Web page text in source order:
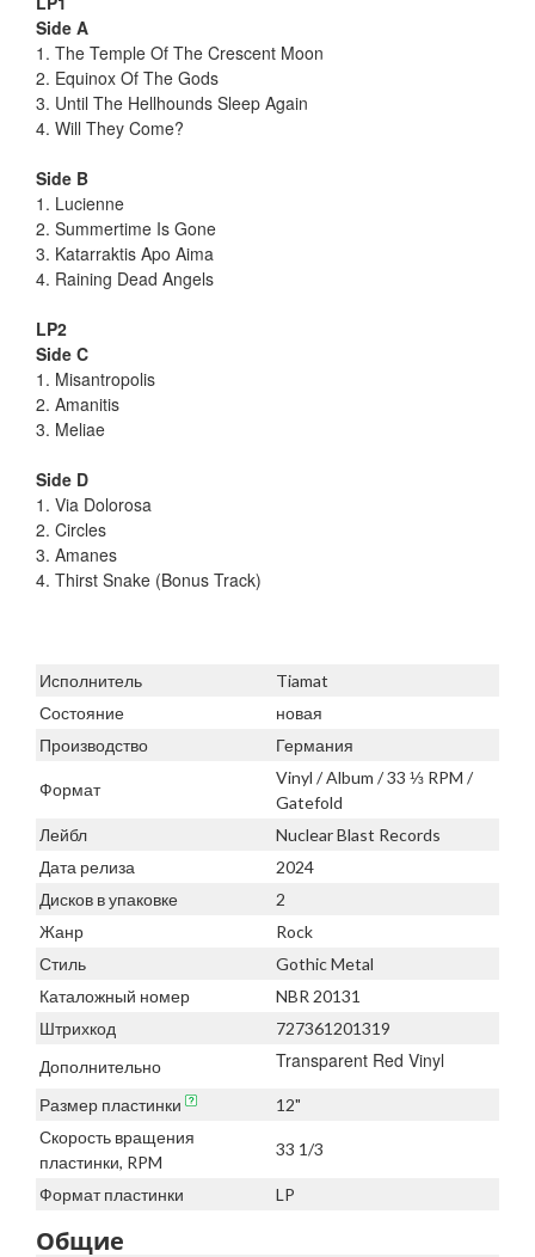
Side A
1. The Temple Of The Crescent Moon
2. Equinox Of The Gods
3. Until The Hellhounds Sleep Again
4. Will They Come?
Side B
1. Lucienne
2. Summertime Is Gone
3. Katarraktis Apo Aima
4. Raining Dead Angels
LP2
Side C
1. Misantropolis
2. Amanitis
3. Meliae
Side D
1. Via Dolorosa
2. Circles
3. Amanes
4. Thirst Snake (Bonus Track)
Исполнитель
Tiamat
Состояние
новая
Производство
Германия
Формат
Vinyl / Album / 33 ⅓ RPM /
Gatefold
Лейбл
Nuclear Blast Records
Дата релиза
2024
Дисков в упаковке
2
Жанр
Rock
Стиль
Gothic Metal
Каталожный номер
NBR 20131
Штрихкод
727361201319
Дополнительно
Transparent Red Vinyl
Размер пластинки
12"
Скорость вращения
пластинки, RPM
33 1/3
Формат пластинки LP
Общие